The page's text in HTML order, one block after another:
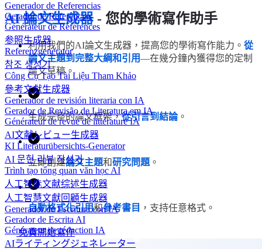
Generador de Referencias
Gerador de Referências
Générateur de Références
参照生成器
Referenzgenerator
참조 생성기
Công Cụ Tạo Tài Liệu Tham Khảo
參考文獻生成器
Generador de revisión literaria con IA
Gerador de Revisão de Literatura em IA
Générateur de revue de littérature IA
AI文献レビュー生成器
KI Literaturübersichts-Generator
AI 문헌 리뷰 작성기
Trình tạo tổng quan văn học AI
人工智能文献综述生成器
人工智慧文獻回顧生成器
Generador de Escritura con IA
Gerador de Escrita AI
Générateur de rédaction IA
AIライティングジェネレーター
AI 論文生成器 - 您的學術寫作助手
利用我們的AI論文生成器，提高您的學術寫作能力。 從
論文主題到完整大綱和引用—在幾分鐘內獲得您的定制
論文草稿。
生成完整的論文框架，從引言到結論。
立即創建論文主題和研究問題 。
自動格式化引用和參考書目 ，支持任意格式。
免費開始寫作